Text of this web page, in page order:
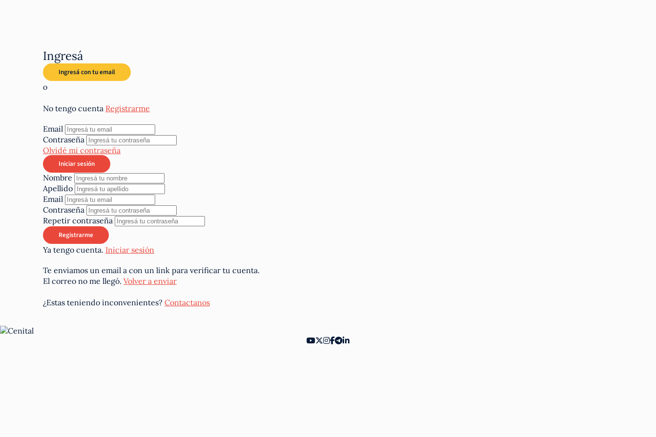
Ingresá
o
No tengo cuenta Registrarme
Email
Contraseña
Olvidé mi contraseña
Nombre
Apellido
Email
Contraseña
Repetir contraseña
Ya tengo cuenta. Iniciar sesión
Te enviamos un email a con un link para verificar tu cuenta.
El correo no me llegó. Volver a enviar
¿Estas teniendo inconvenientes? Contactanos